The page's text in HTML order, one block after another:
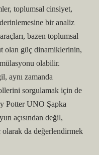
toplumsal cinsiyet,
bir analiz
bazen toplumsal
olan güç dinamiklerinin,
olabilir.
aynı zamanda
sorgulamak için de
Potter UNO Şapka
açısından değil,
olarak da değerlendirmek